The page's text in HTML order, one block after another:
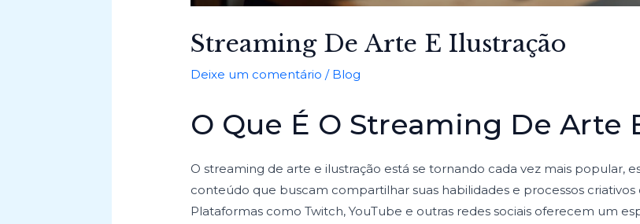
Streaming De Arte E Ilustração
Deixe um comentário / Blog
O Que É O Streaming De Arte
O streaming de arte e ilustração está se tornando cada vez mais popular,
conteúdo que buscam compartilhar suas habilidades e processos
Plataformas como Twitch, YouTube e outras redes sociais oferecem um